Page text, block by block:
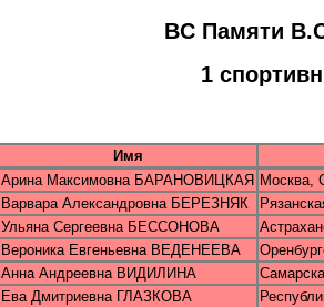
BC Пaмяти
1
Имя
Арина Максимовна БАРАНОВИЦКАЯ Москва,
Варвара Александровна БЕРЕЗНЯК
Ульяна Сергеевна БЕССОНОВА
Вероника Евгеньевна ВЕДЕНЕЕВА
Анна Андреевна ВИДИЛИНА
Ева Дмитриевна ГЛАЗКОВА